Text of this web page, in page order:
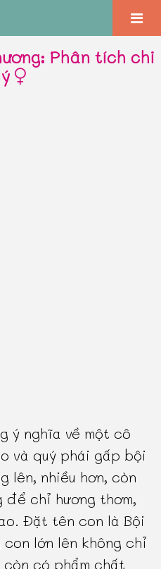
Phân tích chi
ý
ý nghĩa về một cô
và quý phái gấp bội
lên, nhiều hơn, còn
để chỉ hương thơm,
Đặt tên con là Bội
con lớn lên không chỉ
còn có phẩm chất